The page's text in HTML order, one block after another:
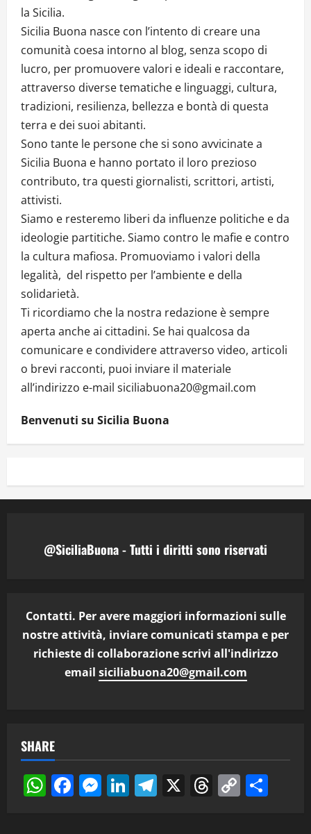
la Sicilia.
Sicilia Buona nasce con l’intento di creare una
comunità coesa intorno al blog, senza scopo di
lucro, per promuovere valori e ideali e raccontare,
attraverso diverse tematiche e linguaggi, cultura,
tradizioni, resilienza, bellezza e bontà di questa
terra e dei suoi abitanti.
Sono tante le persone che si sono avvicinate a
Sicilia Buona e hanno portato il loro prezioso
contributo, tra questi giornalisti, scrittori, artisti,
attivisti.
Siamo e resteremo liberi da influenze politiche e da
ideologie partitiche. Siamo contro le mafie e contro
la cultura mafiosa. Promuoviamo i valori della
legalità, del rispetto per l’ambiente e della
solidarietà.
Ti ricordiamo che la nostra redazione è sempre
aperta anche ai cittadini. Se hai qualcosa da
comunicare e condividere attraverso video, articoli
o brevi racconti, puoi inviare il materiale
all’indirizzo e-mail siciliabuona20@gmail.com
Benvenuti su Sicilia Buona
@SiciliaBuona - Tutti i diritti sono riservati
Contatti. Per avere maggiori informazioni sulle
nostre attività, inviare comunicati stampa e per
richieste di collaborazione scrivi all'indirizzo
email siciliabuona20@gmail.com
SHARE
WhatsApp
Facebook
Messenger
LinkedIn
Telegram
X Threads
Copy